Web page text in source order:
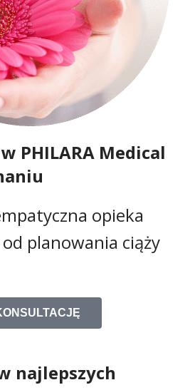
PHILARA Medical
opieka
planowania ciąży
najlepszych